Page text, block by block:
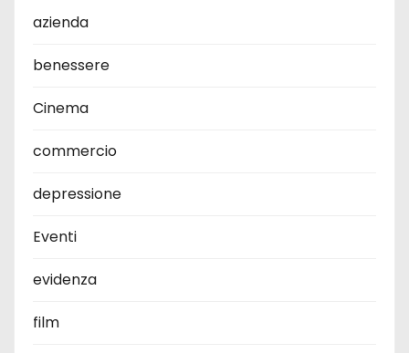
azienda
benessere
Cinema
commercio
depressione
Eventi
evidenza
film